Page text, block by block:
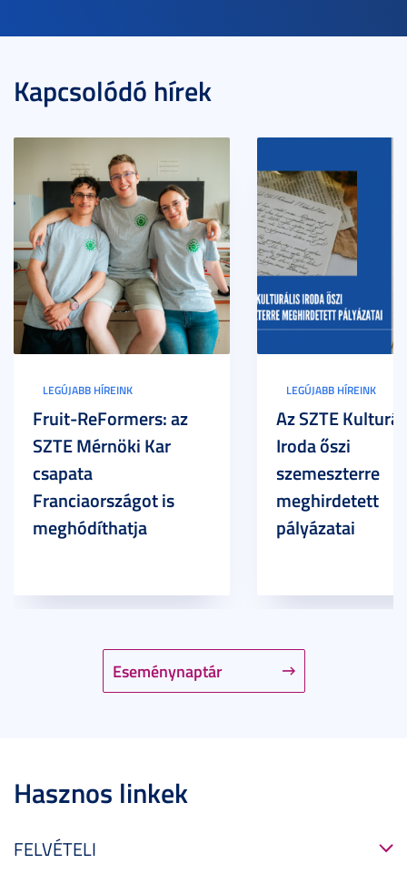
Kapcsolódó hírek
Eseménynaptár
LEGÚJABB HÍREINK
Fruit-ReFormers: az
SZTE Mérnöki Kar
csapata
Franciaországot is
meghódíthatja
LEGÚJABB HÍREINK
Az SZTE
Iroda őszi
szemeszterre
meghirdetett
pályázatai
Hasznos linkek
FELVÉTELI